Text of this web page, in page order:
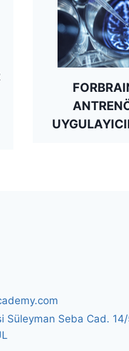
Süleyman Seba Cad.